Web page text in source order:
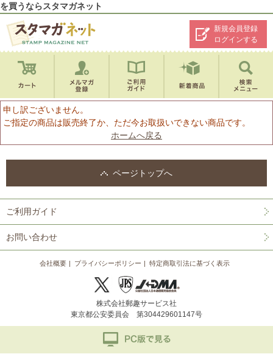
を買うならスタマガネット
新規会員登録
ログインする
申し訳ございません。
ご指定の商品は販売終了か、ただ今お取扱いできない商品です。
ホームへ戻る
ページトップへ
ご利用ガイド
お問い合わせ
会社概要 プライバシーポリシー 特定商取引法に基づく表示
株式会社郵趣サービス社
東京都公安委員会 第304429601147号